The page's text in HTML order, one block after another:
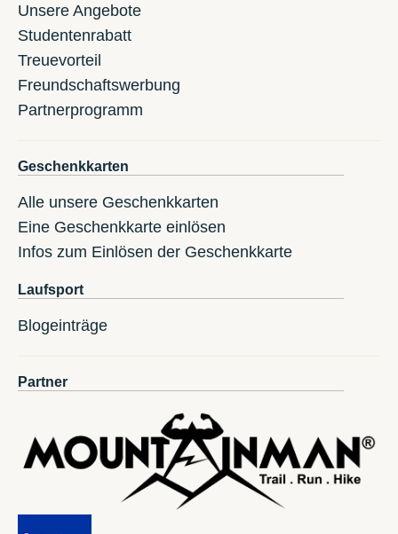
Unsere Angebote
Studentenrabatt
Treuevorteil
Freundschaftswerbung
Partnerprogramm
Geschenkkarten
Alle unsere Geschenkkarten
Eine Geschenkkarte einlösen
Infos zum Einlösen der Geschenkkarte
Laufsport
Blogeinträge
Partner